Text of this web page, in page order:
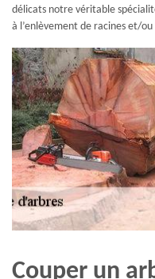
délicats notre véritable
à l’enlèvement de racines et/ou
Couper un